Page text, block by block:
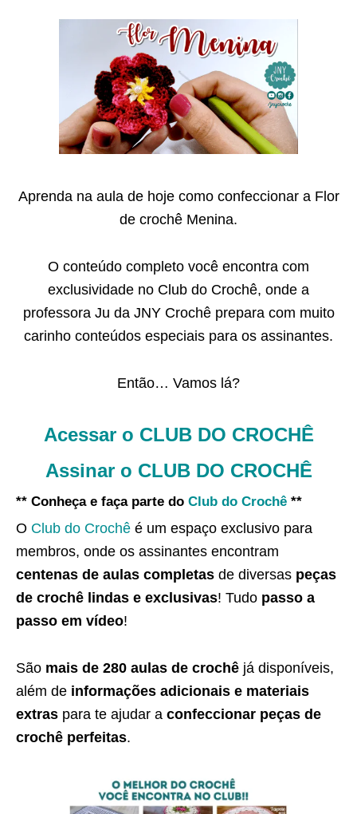
Aprenda na aula de hoje como confeccionar a Flor
de crochê Menina.
O conteúdo completo você encontra com
exclusividade no Club do Crochê, onde a
professora Ju da JNY Crochê prepara com muito
carinho conteúdos especiais para os assinantes.
Então… Vamos lá?
Acessar o CLUB DO CROCHÊ
Assinar o CLUB DO CROCHÊ
** Conheça e faça parte do Club do Crochê **
O Club do Crochê é um espaço exclusivo para
membros, onde os assinantes encontram
centenas de aulas completas de diversas peças
de crochê lindas e exclusivas! Tudo passo a
passo em vídeo!
São mais de 280 aulas de crochê já disponíveis,
além de informações adicionais e materiais
extras para te ajudar a confeccionar peças de
crochê perfeitas.